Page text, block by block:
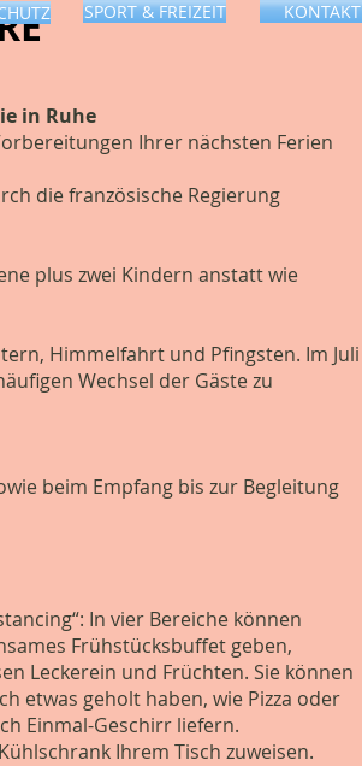
SPORT & FREIZEIT KONTAKT
in Ruhe
Ihrer nächsten Ferien
die französische Regierung
plus zwei Kindern anstatt wie
Himmelfahrt und Pfingsten. Im Juli
Wechsel der Gäste zu
beim Empfang bis zur Begleitung
In vier Bereiche können
Frühstücksbuffet geben,
Leckerein und Früchten. Sie können
etwas geholt haben, wie Pizza oder
Einmal-Geschirr liefern.
Ihrem Tisch zuweisen.